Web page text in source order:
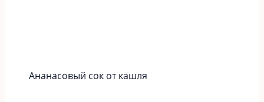
Ананасовый сок от кашля